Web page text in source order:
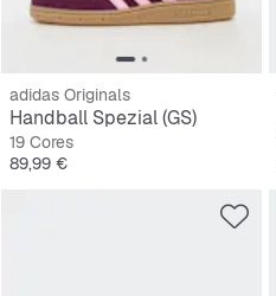
adidas Originals
Handball Spezial (GS)
19 Cores
Preço
89,99 €